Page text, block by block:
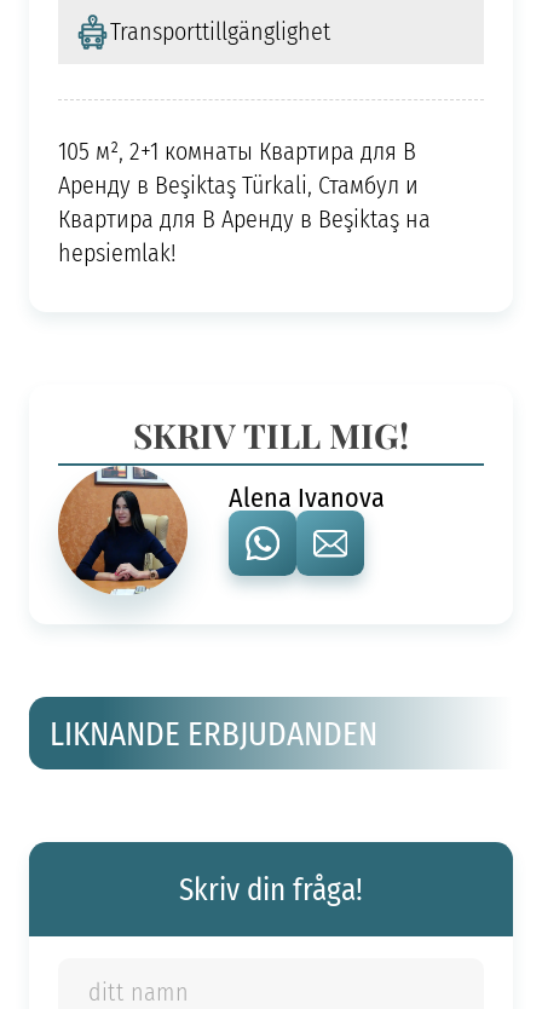
Transporttillgänglighet
105 м², 2+1 комнаты Квартира для В
Аренду в Beşiktaş Türkali, Стамбул и
Квартира для В Аренду в Beşiktaş на
hepsiemlak!
SKRIV TILL MIG!
Alena Ivanova
LIKNANDE ERBJUDANDEN
Skriv din fråga!